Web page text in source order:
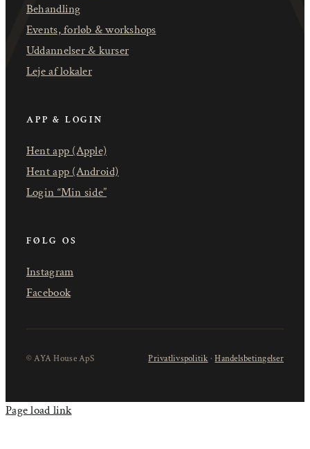
Behandling
Events, forløb & workshops
Uddannelser & kurser
Leje af lokaler
APP & LOGIN
Hent app (Apple)
Hent app (Android)
Login “Min side”
FØLG OS
Instagram
Facebook
© AYA House ApS Privatlivspolitik ·Handelsbetingelser
Page load link